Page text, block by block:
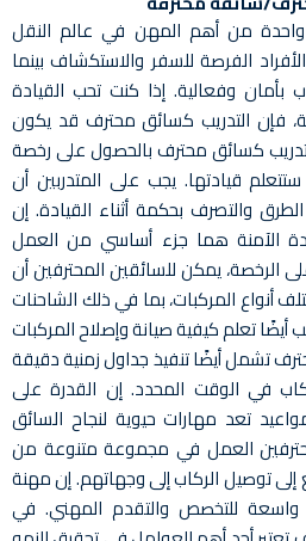
واحدة من أهم المهن في عالم النقل
الفرصة للسفر والاستكشاف بينما
بأمان وفعالية. إذا كنت تحب القيادة
فإن التدريب كسائق محترف قد يكون
التدريب كسائق محترف بالحصول على رخصة
قيادتها. يجب على المتدربين أن
والتصرف بحكمة أثناء القيادة. إن
الآمنة هما جزء أساسي من العمل
يمكن للسائقين المحترفين أن
أنواع المركبات، بما في ذلك الشاحنات
أيضًا تعلم كيفية صيانة وإصلاح المركبات
تشمل أيضًا تنفيذ جداول زمنية دقيقة
في الوقت المحدد. إن القدرة على
تعد مهارات حيوية لنجاح السائق
العمل في مجموعة متنوعة من
إلى توصيل الركاب إلى وجهاتهم. إن مهنة
واسعة للتخصص والتقدم المهني. في